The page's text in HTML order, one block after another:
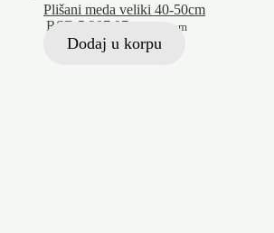
Plišani meda veliki 40-50cm
RSD 5.287,97 Sa PDV-om
Dodaj u korpu